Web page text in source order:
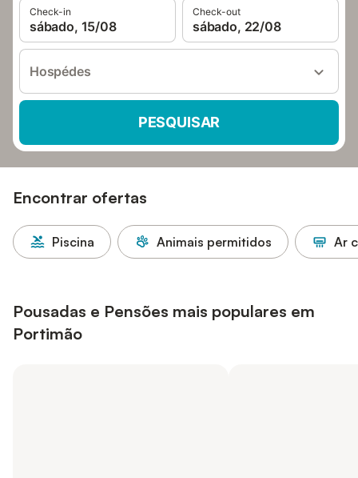
Check-in
sábado, 15/08
Check-out
sábado, 22/08
Hospédes
PESQUISAR
Encontrar ofertas
Piscina Animais permitidos Ar
Pousadas e Pensões mais populares em
Portimão